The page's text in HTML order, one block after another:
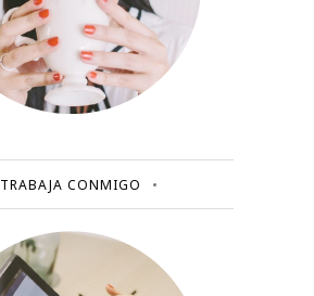
TRABAJA CONMIGO